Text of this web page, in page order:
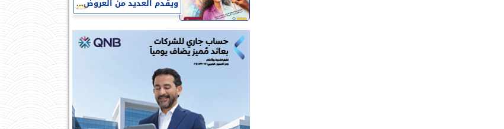
ويقدم العديد من العروض...